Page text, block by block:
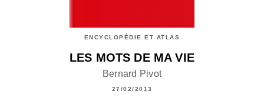
ENCYCLOPÉDIE ET ATLAS
LES MOTS DE MA VIE
Bernard Pivot
27/02/2013